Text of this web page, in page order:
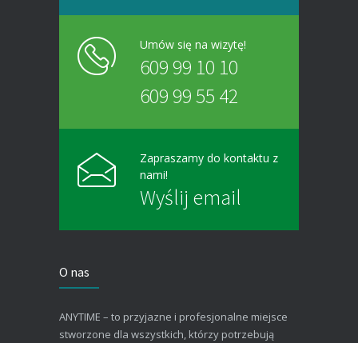
Umów się na wizytę!
609 99 10 10
609 99 55 42
Zapraszamy do kontaktu z
nami!
Wyślij email
O nas
ANYTIME – to przyjazne i profesjonalne miejsce
stworzone dla wszystkich, którzy potrzebują